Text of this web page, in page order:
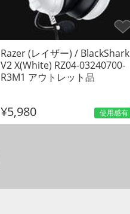
Razer (レイザー) / BlackShark
V2 X(White) RZ04-03240700-
R3M1 アウトレット品
¥5,980 使用感有